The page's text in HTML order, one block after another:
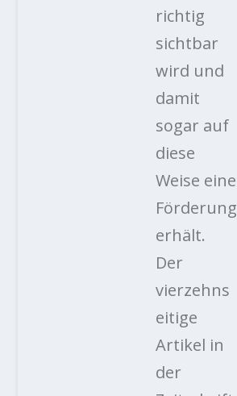
richtig
sichtbar
wird und
damit
sogar auf
diese
Weise eine
Förderung
erhält.
Der
vierzehns
eitige
Artikel in
der